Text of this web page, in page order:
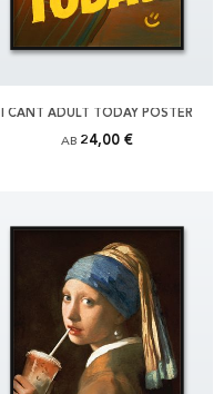
I CANT ADULT TODAY POSTER
AB 24,00 €